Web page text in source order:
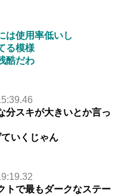
は使用率低いし
る模様
酷だわ
分スキが大きいとか言っ
いくじゃん
トで最もダークなステー